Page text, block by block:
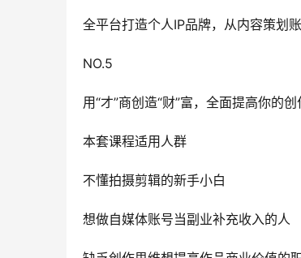
全平台打造个人IP品牌，从内容策划
NO.5
用“才”商创造“财”富，全面提高你的
本套课程适用人群
不懂拍摄剪辑的新手小白
想做自媒体账号当副业补充收入的人